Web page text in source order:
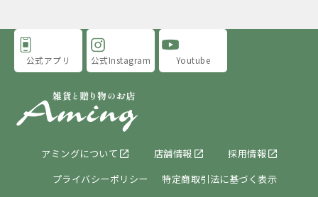
アミングについて 店舗情報
採用情報
プライバシーポリシー
特定商取引法に基づく表示
公式アプリ 公式Instagram Youtube